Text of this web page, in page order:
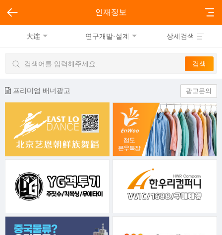
인재정보
大连 연구개발·설계 상세검색
프리미엄 배너광고 광고문의